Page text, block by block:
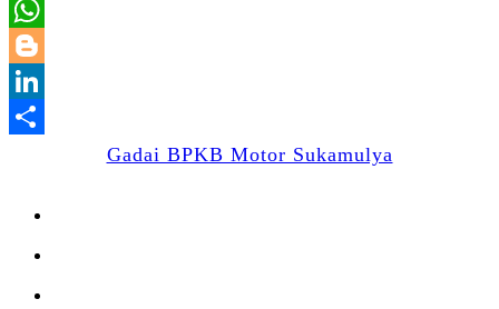
Share
Gadai BPKB Motor Sukamulya